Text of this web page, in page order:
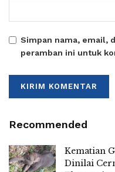
Simpan nama, email,
peramban ini untuk
Recommended
Kematian
Dinilai